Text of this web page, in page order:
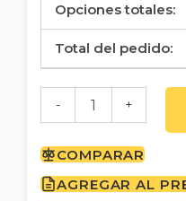
Opciones totales:
Total del pedido:
- +
COMPARAR
AGREGAR AL